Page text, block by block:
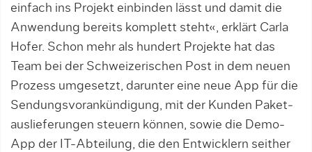
einfach ins Projekt einbinden lässt und damit die
Anwendung bereits komplett steht«, erklärt Carla
Hofer. Schon mehr als hundert Projekte hat das
Team bei der Schweizerischen Post in dem neuen
Prozess um­gesetzt, darunter eine neue App für die
Sen­dungs­vor­an­kün­digung, mit der Kunden Paket­
aus­lie­ferungen steuern können, so­wie die De­­mo-
App der IT-Abteilung, die den Entwick­lern seither